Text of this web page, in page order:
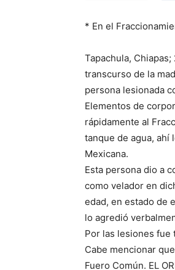
* En el
Tapachula,
transcurso de la
persona lesionada
Elementos de
rápidamente al
tanque de agua, ahí
Mexicana.
Esta persona dio a
como velador en
edad, en estado de
lo agredió
Por las lesiones fue
Cabe mencionar
Fuero Común. EL